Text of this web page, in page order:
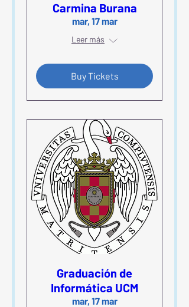
Carmina Burana
mar, 17 mar
Leer más
Buy Tickets
Graduación de
Informática UCM
mar, 17 mar